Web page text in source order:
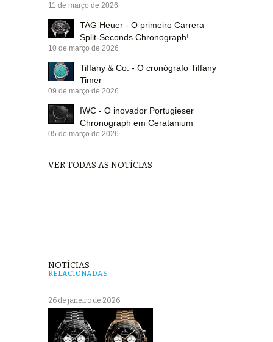
11 de março de 2026
TAG Heuer - O primeiro Carrera
Split-Seconds Chronograph!
10 de março de 2026
Tiffany & Co. - O cronógrafo Tiffany
Timer
09 de março de 2026
IWC - O inovador Portugieser
Chronograph em Ceratanium
05 de março de 2026
VER TODAS AS NOTÍCIAS
NOTÍCIAS
RELACIONADAS
26 de janeiro de 2026